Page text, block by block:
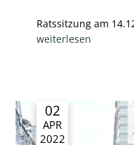
Ratssitzung am
weiterlesen
02
APR
2022